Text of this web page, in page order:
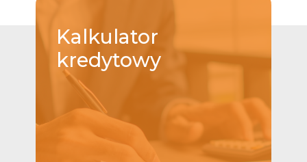
Kalkulator
kredytowy